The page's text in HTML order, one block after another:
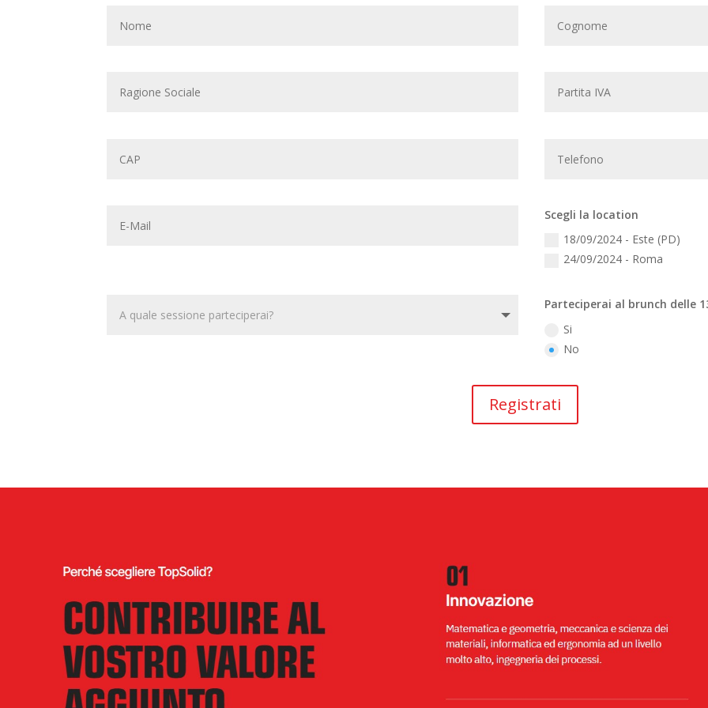
Scegli la location
18/09/2024 - Este (PD)
24/09/2024 - Roma
Parteciperai al brunch delle
Si
No
Registrati